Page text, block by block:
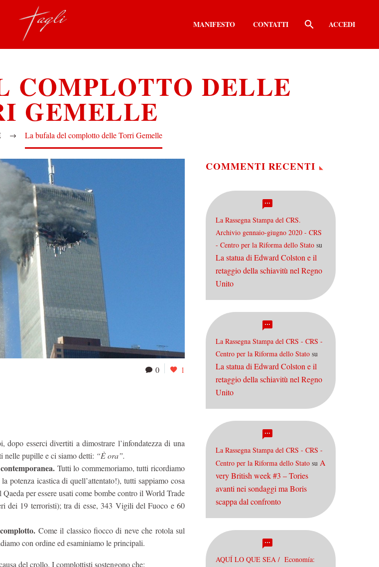
MANIFESTO CONTATTI ACCEDI
COMPLOTTO DELLE
GEMELLE
La bufala del complotto delle Torri Gemelle
0 1
dopo esserci divertiti a dimostrare l’infondatezza di una
nelle pupille e ci siamo detti: “È ora”.
Tutti lo commemoriamo, tutti ricordiamo
potenza icastica di quell’attentato!), tutti sappiamo cosa
per essere usati come bombe contro il World Trade
dei 19 terroristi); tra di esse, 343 Vigili del Fuoco e 60
Come il classico fiocco di neve che rotola sul
con ordine ed esaminiamo le principali.
del crollo. I complottisti sostengono che:
COMMENTI RECENTI
La Rassegna Stampa del CRS.
Archivio gennaio-giugno 2020 - CRS
- Centro per la Riforma dello Stato su
La statua di Edward Colston e il
retaggio della schiavitù nel Regno
Unito
La Rassegna Stampa del CRS - CRS -
Centro per la Riforma dello Stato su
La statua di Edward Colston e il
retaggio della schiavitù nel Regno
Unito
La Rassegna Stampa del CRS - CRS -
Centro per la Riforma dello Stato su A
very British week #3 – Tories
avanti nei sondaggi ma Boris
scappa dal confronto
AQUÍ LO QUE SEA / Economía: